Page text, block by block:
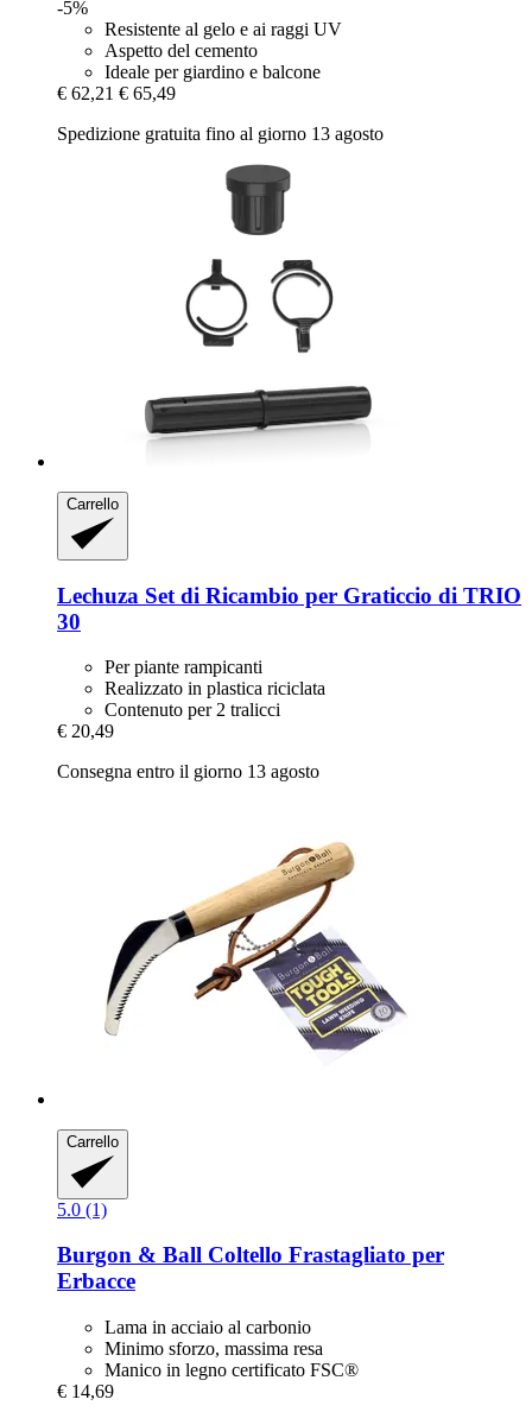
-5%
Resistente al gelo e ai raggi UV
Aspetto del cemento
Ideale per giardino e balcone
€ 62,21 € 65,49
Spedizione gratuita fino al giorno 13 agosto
Carrello
Lechuza Set di Ricambio per Graticcio di TRIO
30
Per piante rampicanti
Realizzato in plastica riciclata
Contenuto per 2 tralicci
€ 20,49
Consegna entro il giorno 13 agosto
Carrello
5.0 (1)
Burgon & Ball Coltello Frastagliato per
Erbacce
Lama in acciaio al carbonio
Minimo sforzo, massima resa
Manico in legno certificato FSC®
€ 14,69